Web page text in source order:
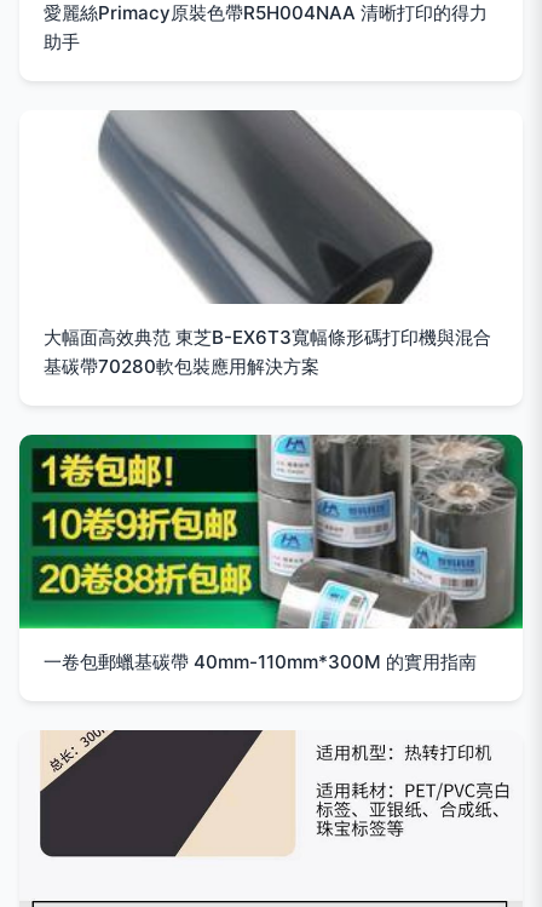
愛麗絲Primacy原裝色帶R5H004NAA 清晰打印的得力
助手
大幅面高效典范 東芝B-EX6T3寬幅條形碼打印機與混合
基碳帶70280軟包裝應用解決方案
一卷包郵蠟基碳帶 40mm-110mm*300M 的實用指南